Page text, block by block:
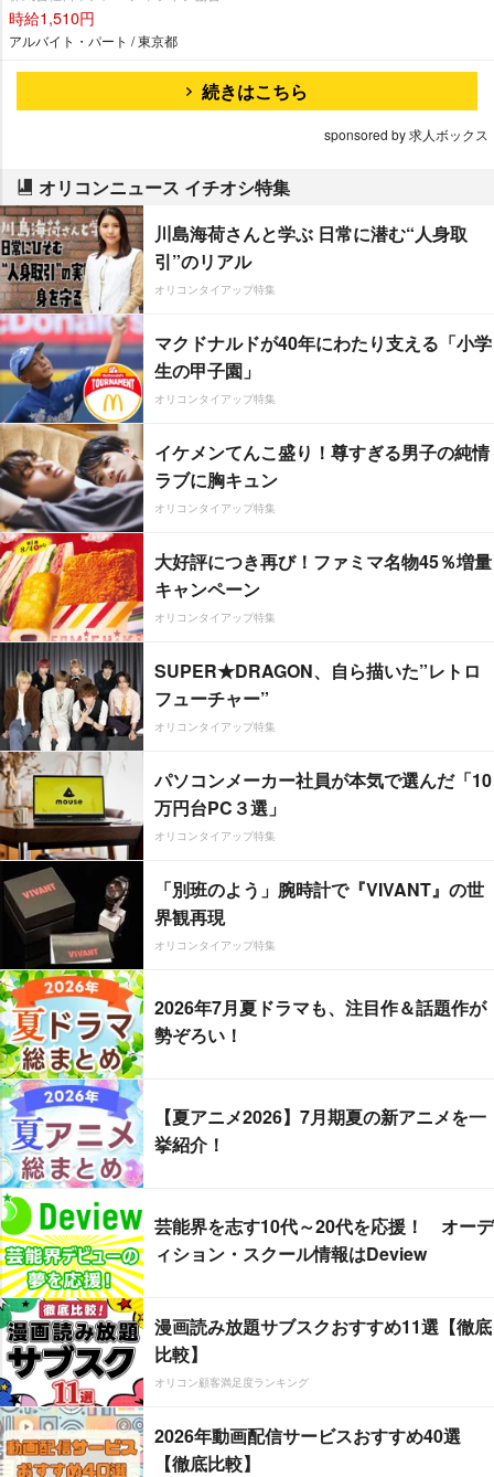
時給1,510円
アルバイト・パート / 東京都
続きはこちら
sponsored by 求人ボックス
オリコンニュース イチオシ特集
川島海荷さんと学ぶ 日常に潜む“人身取
引”のリアル
オリコンタイアップ特集
マクドナルドが40年にわたり支える「小学
生の甲子園」
オリコンタイアップ特集
イケメンてんこ盛り！尊すぎる男子の純情
ラブに胸キュン
オリコンタイアップ特集
大好評につき再び！ファミマ名物45％増量
キャンペーン
オリコンタイアップ特集
SUPER★DRAGON、自ら描いた”レトロ
フューチャー”
オリコンタイアップ特集
パソコンメーカー社員が本気で選んだ「10
万円台PC３選」
オリコンタイアップ特集
「別班のよう」腕時計で『VIVANT』の世
界観再現
オリコンタイアップ特集
2026年7月夏ドラマも、注目作＆話題作が
勢ぞろい！
【夏アニメ2026】7月期夏の新アニメを一
挙紹介！
芸能界を志す10代～20代を応援！ オーデ
ィション・スクール情報はDeview
漫画読み放題サブスクおすすめ11選【徹底
比較】
オリコン顧客満足度ランキング
2026年動画配信サービスおすすめ40選
【徹底比較】